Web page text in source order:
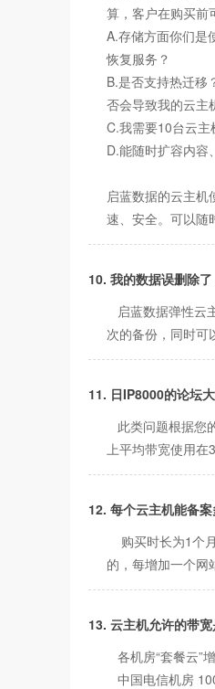
算，客户在购买前
A.存储方面你们是
恢复服务？
B.是否支持热迁移
否会导致我的云主
C.我需要10台云主
D.能随时扩容内容
启蓝数据的云主
速、安全。可以随
10. 我的数据误删除
启蓝数据弹性云
次的备份，同时可
11. 日IP8000的论坛
此类问题根据您
上平均带宽使用在
12. 每个云主机能备
购买时长为1个
的，每增加一个网
13. 云主机允许的带
各机房“套餐云”
中国电信机房